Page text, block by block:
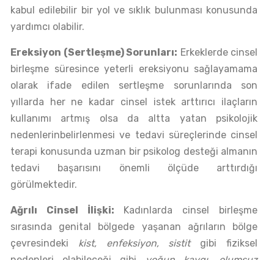
kabul edilebilir bir yol ve sıklık bulunması konusunda
yardımcı olabilir.
Ereksiyon (Sertleşme) Sorunları: Erkeklerde cinsel
birleşme süresince yeterli ereksiyonu sağlayamama
olarak ifade edilen sertleşme sorunlarında son
yıllarda her ne kadar cinsel istek arttırıcı ilaçların
kullanımı artmış olsa da altta yatan psikolojik
nedenlerinbelirlenmesi ve tedavi süreçlerinde cinsel
terapi konusunda uzman bir psikolog desteği almanın
tedavi başarısını önemli ölçüde arttırdığı
görülmektedir.
Ağrılı Cinsel İlişki: Kadınlarda cinsel birleşme
sırasında genital bölgede yaşanan ağrıların bölge
çevresindeki kist, enfeksiyon, sistitgibi fiziksel